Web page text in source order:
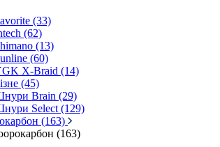
(33)
(62)
(13)
(60)
X-Braid (14)
(45)
Brain (29)
Select (129)
(163)
(163)